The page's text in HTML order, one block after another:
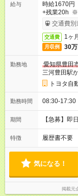
給与
時給1670円
+残業20h ※
交通費別
交通費 1ヶ
月収例 30
勤務地
愛知県豊田
三河豊田駅
トヨタ
勤務時間 08:30-17:30
期間 【急募】
特徴 履歴書不要
気になる！
掲載元